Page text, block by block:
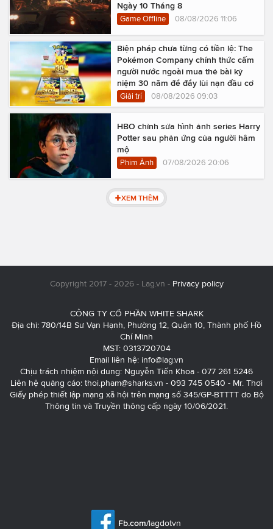
Ngày 10 Tháng 8
Game Offline 08/08/2026 11:06
Biện pháp chưa từng có tiền lệ: The
Pokémon Company chính thức cấm
người nước ngoài mua thẻ bài kỷ
niệm 30 năm để đẩy lùi nạn đầu cơ
Giải trí 08/08/2026 09:03
HBO chỉnh sửa hình ảnh series Harry
Potter sau phản ứng của người hâm
mộ
Phim Ảnh 07/08/2026 20:06
XEM THÊM
Copyright 2017 - 2026 - Lag.vn - Privacy policy
CÔNG TY CỔ PHẦN WHITE SHARK
Địa chỉ: 780/14B Sư Vạn Hạnh, Phường 12, Quận 10, Thành phố Hồ
Chí Minh
MST: 0313720704
Email liên hệ: info@lag.vn
Chịu trách nhiệm nội dung: Nguyễn Tiến Khoa - 077 261 5246
Liên hệ quảng cáo: thoi.pham@sharks.vn - 093 745 0540 - Mr. Thơi
Giấy phép thiết lập mạng xã hội trên mạng số 345/GP-BTTTT do Bộ
Thông tin và Truyền thông cấp ngày 10/06/2021.
Fb.com/lagdotvn